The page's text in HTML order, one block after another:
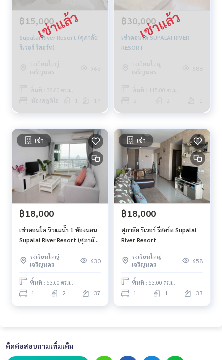
฿15,000
Supalai River Resort (ศุภาลัย
ริเวอร์ รีสอร์ท)
วงเวียนใหญ่
เจริญนคร
963
พื้นที่ : 38.00 ตร.ม.
ห้องสตูดิโอ 14
฿30,000
เช่าคอนโด SUPALAI RIVER
RESORT
วงเวียนใหญ่
เจริญนคร
688
พื้นที่ : 115.00 ตร.ม.
เช่า
฿18,000
เช่าคอนโด วิวแมน้ำ 1 ห้องนอน
Supalai River Resort (ศุภาลัย
ขนาด 53 ตร. ม. มีห้องเก็บของ
วงเวียนใหญ่
เจริญนคร
630
พื้นที่ : 53.00 ตร.ม.
1 2 37
เช่า
฿18,000
ศุภาลัย ริเวอร์ รีสอร์ท Supalai
River Resort
วงเวียนใหญ่
เจริญนคร
658
พื้นที่ : 53.00 ตร.ม.
1 1 33
ติดต่อสอบถามเพิ่มเติม